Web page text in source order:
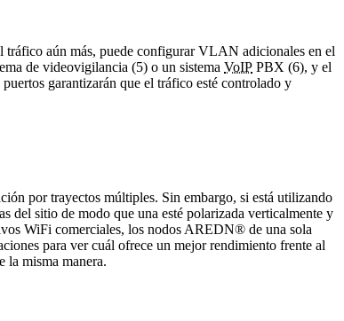
tráfico aún más, puede configurar VLAN adicionales en el
de videovigilancia (5) o un sistema VoIP PBX (6), y el
garantizarán que el tráfico esté controlado y
por trayectos múltiples. Sin embargo, si está utilizando
del sitio de modo que una esté polarizada verticalmente y
WiFi comerciales, los nodos AREDN® de una sola
para ver cuál ofrece un mejor rendimiento frente al
la misma manera.